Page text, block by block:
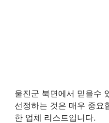
울진군 북면에서 믿을수
선정하는 것은 매우 중요
한 업체 리스트입니다.